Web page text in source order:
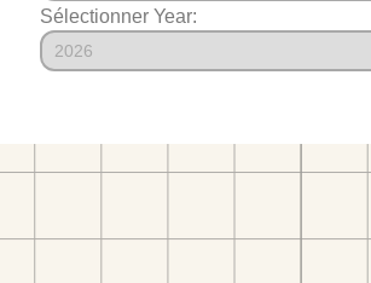
Sélectionner Year: